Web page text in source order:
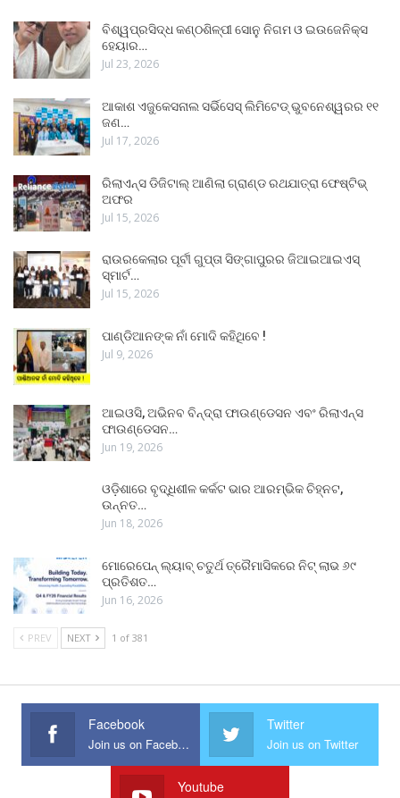
ବିଶ୍ୱପ୍ରସିଦ୍ଧ କଣ୍ଠଶିଳ୍ପୀ ସୋନୁ ନିଗମ ଓ ଇଉଜେନିକ୍ସ
ହେୟାର…
Jul 23, 2026
ଆକାଶ ଏଜୁକେସନାଲ ସର୍ଭିସେସ୍ ଲିମିଟେଡ୍ ଭୁବନେଶ୍ୱରର ୧୧
ଜଣ…
Jul 17, 2026
ରିଲାଏନ୍ସ ଡିଜିଟାଲ୍ ଆଣିଲା ଗ୍ରାଣ୍ଡ ରଥଯାତ୍ରା ଫେଷ୍ଟିଭ୍
ଅଫର
Jul 15, 2026
ରାଉରକେଲାର ପୂର୍ବୀ ଗୁପ୍ତା ସିଙ୍ଗାପୁରର ଜିଆଇଆଇଏସ୍
ସ୍ମାର୍ଟ…
Jul 15, 2026
ପାଣ୍ଡିଆନଙ୍କ ନାଁ ମୋଦି କହିଥିବେ !
Jul 9, 2026
ଆଇଓସି, ଅଭିନବ ବିନ୍ଦ୍ରା ଫାଉଣ୍ଡେସନ ଏବଂ ରିଲାଏନ୍ସ
ଫାଉଣ୍ଡେସନ…
Jun 19, 2026
ଓଡ଼ିଶାରେ ବୃଦ୍ଧିଶୀଳ କର୍କଟ ଭାର ଆରମ୍ଭିକ ଚିହ୍ନଟ,
ଉନ୍ନତ…
Jun 18, 2026
ମୋରେପେନ୍ ଲ୍ୟାବ୍ ଚତୁର୍ଥ ତ୍ରୈମାସିକରେ ନିଟ୍ ଲାଭ ୬୯
ପ୍ରତିଶତ…
Jun 16, 2026
PREV NEXT 1 of 381
Facebook
Join us on Facebook
Twitter
Join us on Twitter
Youtube